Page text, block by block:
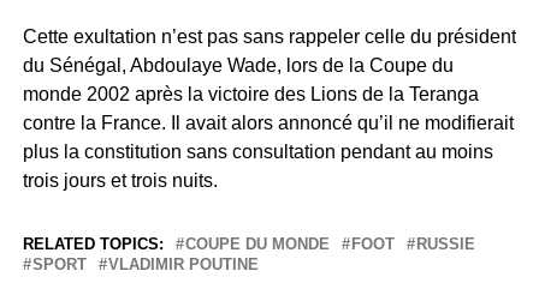
Cette exultation n’est pas sans rappeler celle du président
du Sénégal, Abdoulaye Wade, lors de la Coupe du
monde 2002 après la victoire des Lions de la Teranga
contre la France. Il avait alors annoncé qu’il ne modifierait
plus la constitution sans consultation pendant au moins
trois jours et trois nuits.
RELATED TOPICS: COUPE DU MONDE FOOT
RUSSIE
SPORT
VLADIMIR POUTINE